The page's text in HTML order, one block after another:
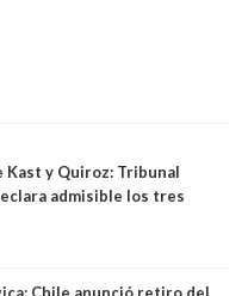
Kast y Quiroz: Tribunal
admisible los tres